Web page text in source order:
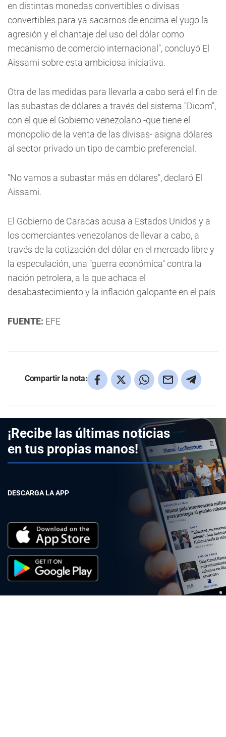
en distintas monedas convertibles o divisas
convertibles para ya sacarnos de encima el yugo la
agresión y el chantaje del uso del dólar como
mecanismo de comercio internacional", concluyó El
Aissami sobre esta ambiciosa iniciativa.
Otra de las medidas para llevarla a cabo será el fin de
las subastas de dólares a través del sistema "Dicom",
con el que el Gobierno venezolano -que tiene el
monopolio de la venta de las divisas- asigna dólares
al sector privado un tipo de cambio preferencial.
"No vamos a subastar más en dólares", declaró El
Aissami.
El Gobierno de Caracas acusa a Estados Unidos y a
los comerciantes venezolanos de llevar a cabo, a
través de la cotización del dólar en el mercado libre y
la especulación, una "guerra económica" contra la
nación petrolera, a la que achaca el
desabastecimiento y la inflación galopante en el país
FUENTE: EFE
Compartir la nota:
¡Recibe las últimas noticias
en tus propias manos!
DESCARGA LA APP